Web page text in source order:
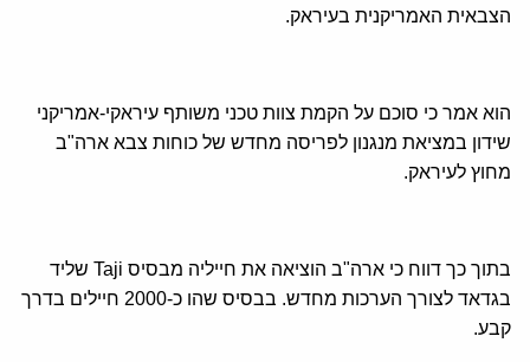
הצבאית האמריקנית בעיראק.
הוא אמר כי סוכם על הקמת צוות טכני משותף עיראקי-אמריקני
שידון במציאת מנגנון לפריסה מחדש של כוחות צבא ארה"ב
מחוץ לעיראק.
בתוך כך דווח כי ארה"ב הוציאה את חייליה מבסיס Taji שליד
בגדאד לצורך הערכות מחדש. בבסיס שהו כ-2000 חיילים בדרך
קבע.